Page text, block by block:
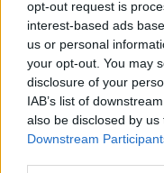
opt-out request is
interest-based ads
us or personal
your opt-out. You may
disclosure of your
IAB’s list of
also be disclosed by
Downstream
frågeställningar.
Tack för att ni är med
/Hook & Leben
Handla - Köpes
Tillbakadragen x
Lucazz